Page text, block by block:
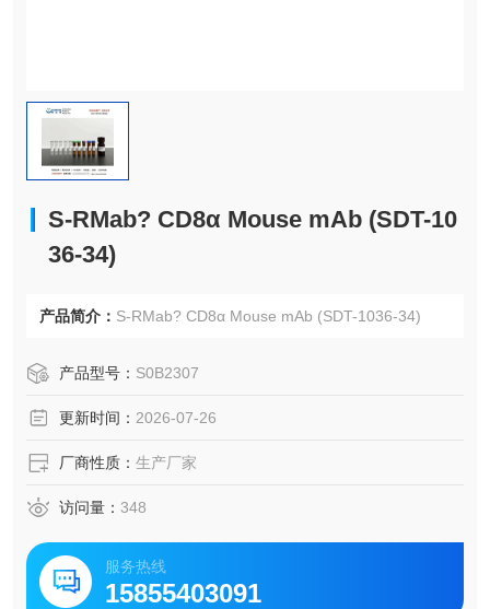
S-RMab? CD8α Mouse mAb (SDT-10
36-34)
产品简介： S-RMab? CD8α Mouse mAb (SDT-1036-34)
产品型号： S0B2307
更新时间： 2026-07-26
厂商性质： 生产厂家
访问量： 348
服务热线
15855403091